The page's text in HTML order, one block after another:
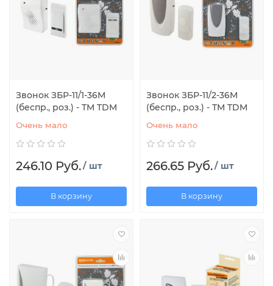
Звонок ЗБР-11/1-36М
(беспр., роз.) - TM TDM
Очень мало
246.10 Руб./ шт
В корзину
Звонок ЗБР-11/2-36М
(беспр., роз.) - ТМ TDM
Очень мало
266.65 Руб./ шт
В корзину